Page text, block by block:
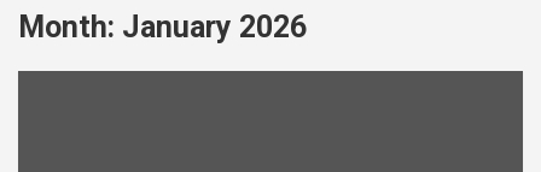
Month: January 2026